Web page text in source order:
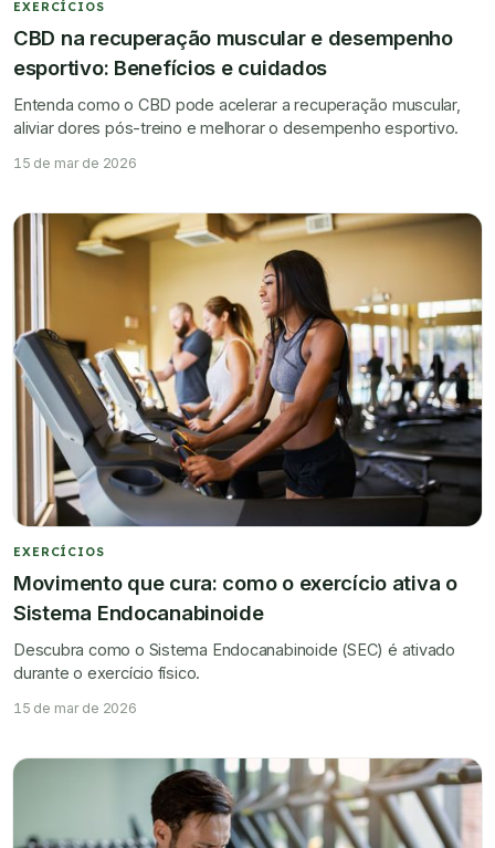
EXERCÍCIOS
CBD na recuperação muscular e desempenho
esportivo: Benefícios e cuidados
Entenda como o CBD pode acelerar a recuperação muscular,
aliviar dores pós-treino e melhorar o desempenho esportivo.
15 de mar de 2026
EXERCÍCIOS
Movimento que cura: como o exercício ativa o
Sistema Endocanabinoide
Descubra como o Sistema Endocanabinoide (SEC) é ativado
durante o exercício físico.
15 de mar de 2026